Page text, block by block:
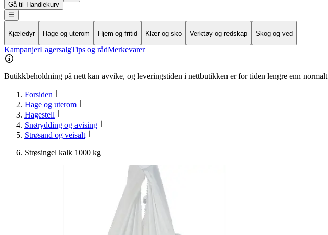
Gå til Handlekurv
Kjæledyr Hage og uterom Hjem og fritid Klær og sko Verktøy og redskap Skog og ved
KampanjerLagersalgTips og rådMerkevarer
Butikkbeholdning på nett kan avvike, og leveringstiden i nettbutikken er for tiden lengre enn normalt
Forsiden
Hage og uterom
Hagestell
Snørydding og avising
Strøsand og veisalt
Strøsingel kalk 1000 kg